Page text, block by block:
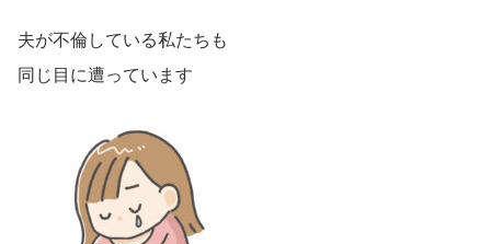
夫が不倫している私たちも
同じ目に遭っています